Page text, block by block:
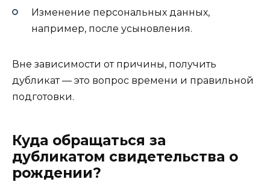
Изменение персональных данных,
например, после усыновления.
Вне зависимости от причины, получить
дубликат — это вопрос времени и правильной
подготовки.
Куда обращаться за
дубликатом свидетельства о
рождении?